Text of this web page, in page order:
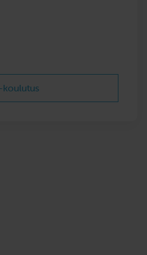
koulutus